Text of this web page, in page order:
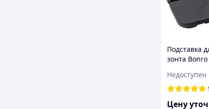
Подставка
зонта
пляжного
B_1619
Недоступен
Цену